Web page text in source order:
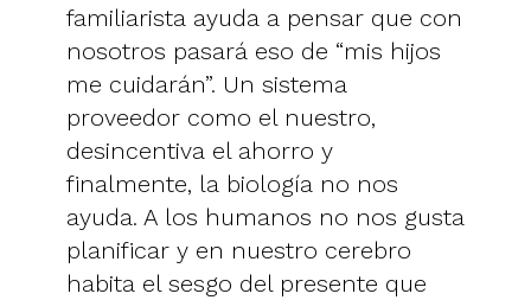
familiarista ayuda a pensar que con
nosotros pasará eso de “mis hijos
me cuidarán”. Un sistema
proveedor como el nuestro,
desincentiva el ahorro y
finalmente, la biología no nos
ayuda. A los humanos no nos gusta
planificar y en nuestro cerebro
habita el sesgo del presente que